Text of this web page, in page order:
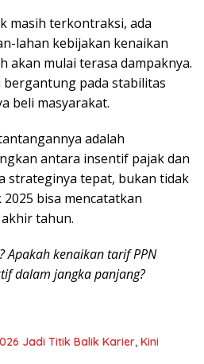
masih terkontraksi, ada
lahan kebijakan kenaikan
akan mulai terasa dampaknya.
bergantung pada stabilitas
beli masyarakat.
adalah
antara insentif pajak dan
strateginya tepat, bukan tidak
bisa mencatatkan
tahun.
Apakah kenaikan tarif PPN
dalam jangka panjang?
Jadi Titik Balik Karier, Kini